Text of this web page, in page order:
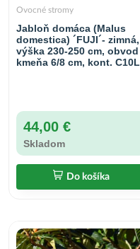
Ovocné stromy
Jabloň domáca (Malus
domestica) ´FUJI´- zimná,
výška 230-250 cm, obvod
kmeňa 6/8 cm, kont. C10L
44,00 €
Skladom
Do košíka